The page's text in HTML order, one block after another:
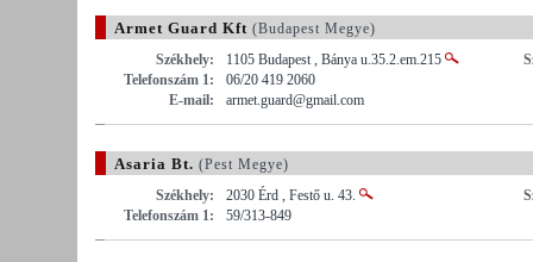
Armet Guard Kft (Budapest Megye)
Székhely:
1105 Budapest , Bánya u.35.2.em.215
Telefonszám 1:
06/20 419 2060
E-mail:
armet.guard@gmail.com
Asaria Bt. (Pest Megye)
Székhely:
2030 Érd , Festő u. 43.
Telefonszám 1:
59/313-849